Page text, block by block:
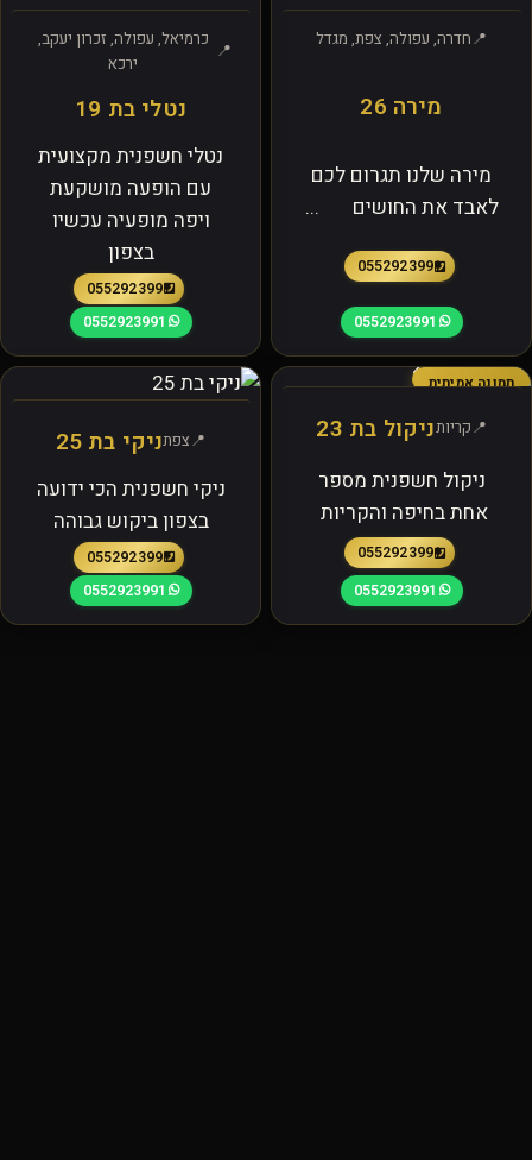
חדרה, עפולה, צפת, מגדל
מירה 26
מירה שלנו תגרום לכם
לאבד את החושים ...
0552923991
0552923991
כרמיאל, עפולה, זכרון יעקב,
ירכא
נטלי בת 19
נטלי חשפנית מקצועית
עם הופעה מושקעת
ויפה מופעיה עכשיו
בצפון
0552923991
0552923991
תמונה אמיתית
קריותניקול בת 23
ניקול חשפנית מספר
אחת בחיפה והקריות
0552923991
0552923991
צפתניקי בת 25
ניקי חשפנית הכי ידועה
בצפון ביקוש גבוהה
0552923991
0552923991